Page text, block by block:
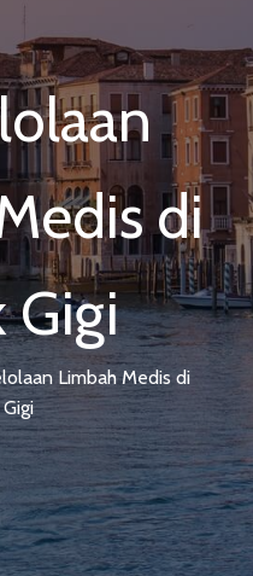
di
Gigi
Limbah Medis di